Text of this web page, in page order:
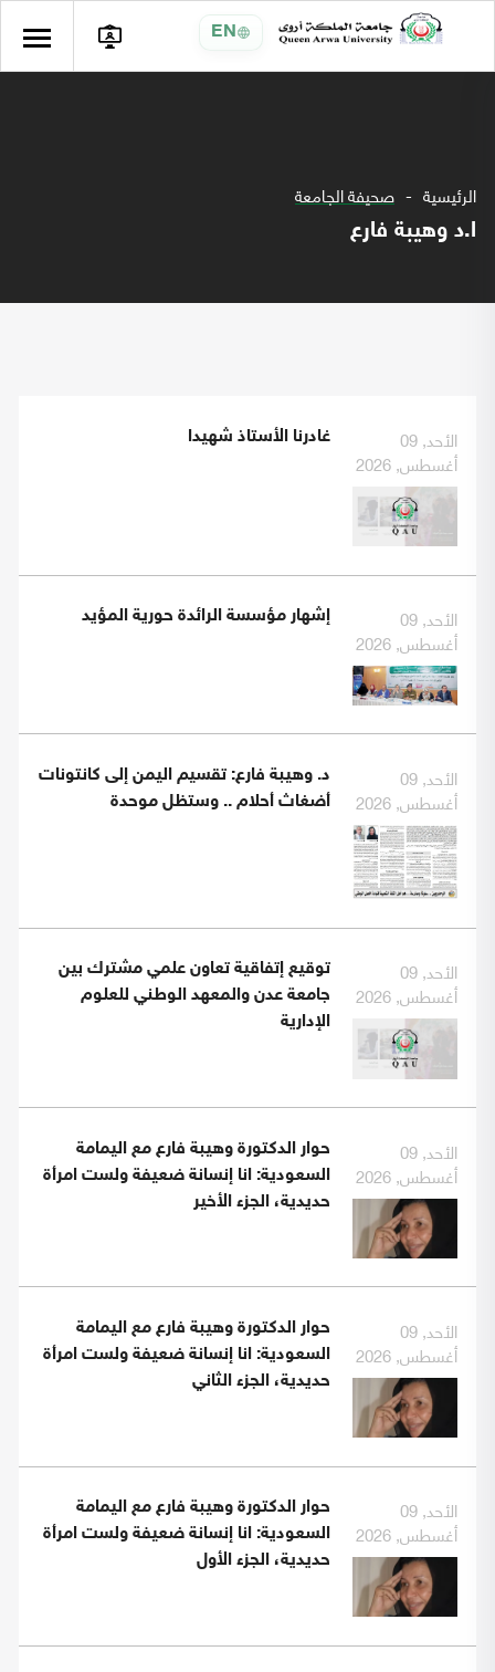
EN
الرئيسية صحيفة الجامعة
ا.د وهيبة فارع
الأحد, 09
أغسطس, 2026
غادرنا الأستاذ شهيدا
الأحد, 09
أغسطس, 2026
إشهار مؤسسة الرائدة حورية المؤيد
الأحد, 09
أغسطس, 2026
د. وهيبة فارع: تقسيم اليمن إلى كانتونات
أضغاث أحلام .. وستظل موحدة
الأحد, 09
أغسطس, 2026
توقيع إتفاقية تعاون علمي مشترك بين
جامعة عدن والمعهد الوطني للعلوم
الإدارية
الأحد, 09
أغسطس, 2026
حوار الدكتورة وهيبة فارع مع اليمامة
السعودية: انا إنسانة ضعيفة ولست امرأة
حديدية، الجزء الأخير
الأحد, 09
أغسطس, 2026
حوار الدكتورة وهيبة فارع مع اليمامة
السعودية: انا إنسانة ضعيفة ولست امرأة
حديدية، الجزء الثاني
الأحد, 09
أغسطس, 2026
حوار الدكتورة وهيبة فارع مع اليمامة
السعودية: انا إنسانة ضعيفة ولست امرأة
حديدية، الجزء الأول